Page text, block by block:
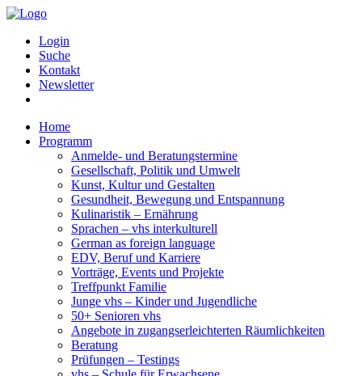
Login
Suche
Kontakt
Newsletter
Home
Programm
Anmelde- und Beratungstermine
Gesellschaft, Politik und Umwelt
Kunst, Kultur und Gestalten
Gesundheit, Bewegung und Entspannung
Kulinaristik – Ernährung
Sprachen – vhs interkulturell
German as foreign language
EDV, Beruf und Karriere
Vorträge, Events und Projekte
Treffpunkt Familie
Junge vhs – Kinder und Jugendliche
50+ Senioren vhs
Angebote in zugangserleichterten Räumlichkeiten
Beratung
Prüfungen – Testings